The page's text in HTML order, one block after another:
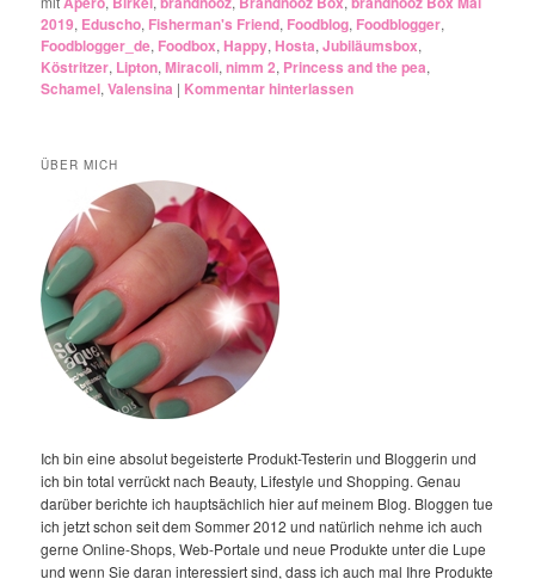
2019, Eduscho, Fisherman's Friend, Foodblog, Foodblogger,
Foodblogger_de, Foodbox,Happy,Hosta,Jubiläumsbox,
Köstritzer, Lipton,Miracoli,nimm 2, Princess and the pea,
Schamel,Valensina | Kommentar hinterlassen
ÜBER MICH
Ich bin eine absolut begeisterte Produkt-Testerin und Bloggerin und
ich bin total verrückt nach Beauty, Lifestyle und Shopping. Genau
darüber berichte ich hauptsächlich hier auf meinem Blog. Bloggen tue
ich jetzt schon seit dem Sommer 2012 und natürlich nehme ich auch
gerne Online-Shops, Web-Portale und neue Produkte unter die Lupe
und wenn Sie daran interessiert sind, dass ich auch mal Ihre Produkte